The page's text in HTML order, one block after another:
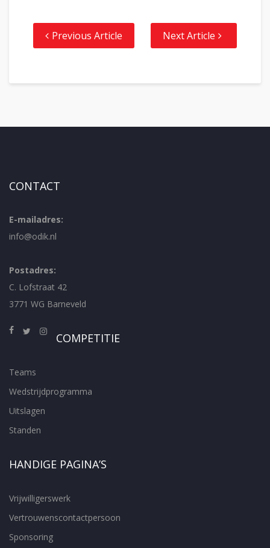
Previous Article Next Article
CONTACT
E-mailadres:
info@odik.nl
Postadres:
C. Lofstraat 42
3771 WG Barneveld
COMPETITIE
Teams
Wedstrijdprogramma
Uitslagen
Standen
HANDIGE PAGINA’S
Vrijwilligerswerk
Vertrouwenscontactpersoon
Sponsoring